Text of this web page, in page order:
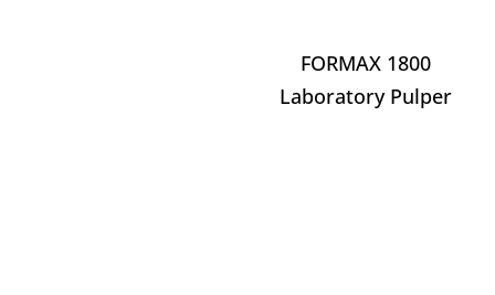
FORMAX 1800
Laboratory Pulper